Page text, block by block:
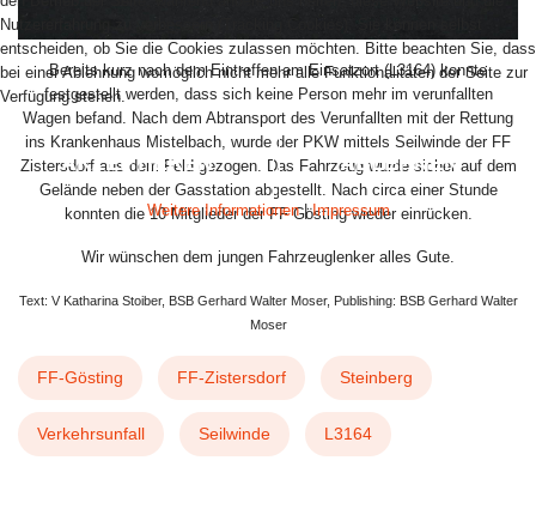
Bereits kurz nach dem Eintreffen am Einsatzort (L3164) konnte
festgestellt werden, dass sich keine Person mehr im verunfallten
Wagen befand. Nach dem Abtransport des Verunfallten mit der Rettung
ins Krankenhaus Mistelbach, wurde der PKW mittels Seilwinde der FF
Zistersdorf aus dem Feld gezogen. Das Fahrzeug wurde sicher auf dem
Gelände neben der Gasstation abgestellt. Nach circa einer Stunde
konnten die 10 Mitglieder der FF Gösting wieder einrücken.
Wir wünschen dem jungen Fahrzeuglenker alles Gute.
Text: V Katharina Stoiber, BSB Gerhard Walter Moser, Publishing: BSB Gerhard Walter
Moser
FF-Gösting FF-Zistersdorf Steinberg
Verkehrsunfall Seilwinde L3164
Nutzererfahrung zu verbessern (Tracking Cookies). Sie können selbst
entscheiden, ob Sie die Cookies zulassen möchten. Bitte beachten Sie, dass
bei einer Ablehnung womöglich nicht mehr alle Funktionalitäten der Seite zur
Verfügung stehen.
AKZEPTIEREN ABLEHNEN
Weitere Informationen|Impressum